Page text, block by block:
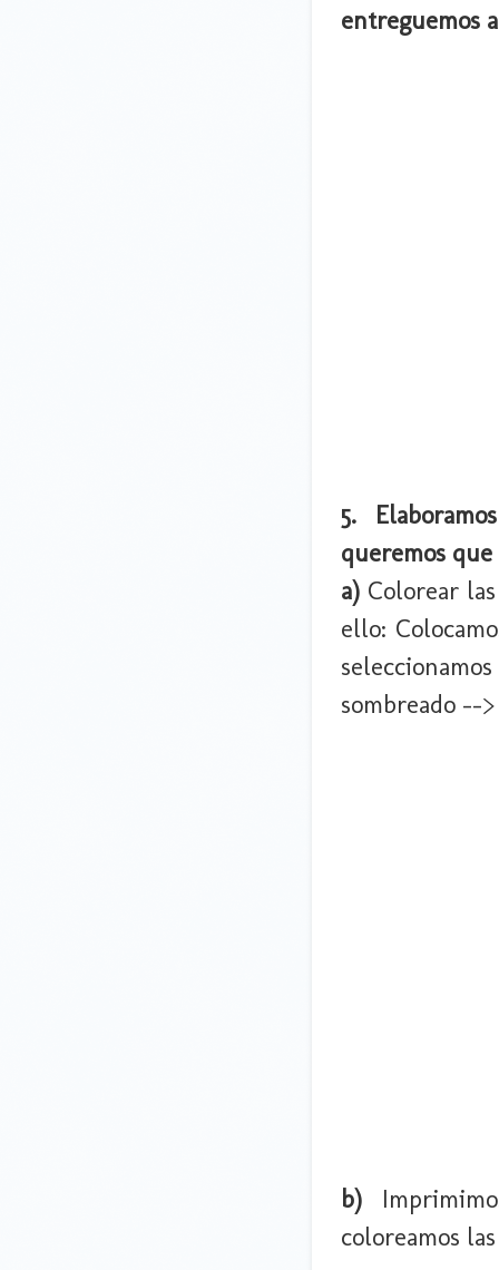
entreguemos
5.
queremos
a) Colorear
ello:
sombreado --
b)
coloreamos